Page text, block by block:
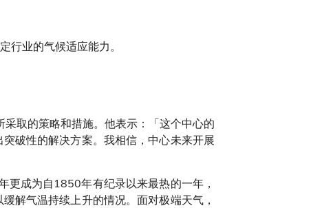
行业的气候适应能力。
取的策略和措施。他表示：「这个中心的
破性的解决方案。我相信，中心未来开展
成为自1850年有纪录以来最热的一年，
解气温持续上升的情况。面对极端天气，